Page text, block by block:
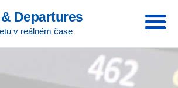
Departures
v reálném čase